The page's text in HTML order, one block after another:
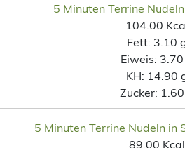
5 Minuten Terrine
104.00
Fett: 3.10
Eiweis:
KH: 14.90
Zucker:
5 Minuten Terrine Nudeln in
89.00 Kcal